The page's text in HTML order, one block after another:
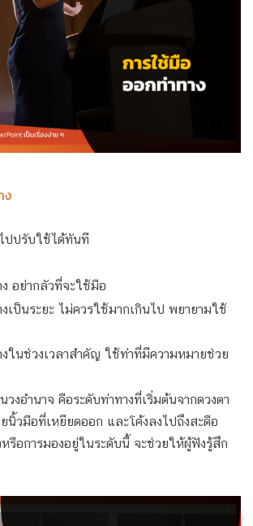
ง
ปปรับใช้ได้ทันที
อย่ากลัวที่จะใช้มือ
เป็นระยะ ไม่ควรใช้มากเกินไป พยายามใช้
ในช่วงเวลาสำคัญ ใช้ท่าที่มีความหมายช่วย
วงอำนาจ คือระดับท่าทางที่เริ่มต้นจากดวงตา
นิ้วมือที่เหยียดออก และโค้งลงไปถึงสะดือ
รือการมองอยู่ในระดับนี้ จะช่วยให้ผู้ฟังรู้สึก